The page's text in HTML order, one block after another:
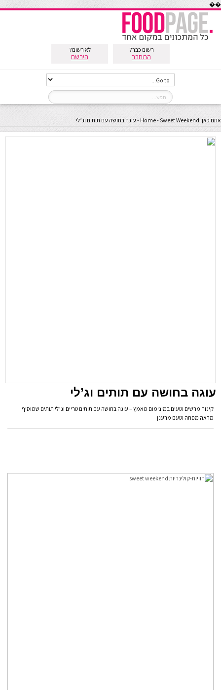
��
רשום כבר?
התחבר
לא רשום?
הירשם
אתם כאן: Home-Sweet Weekend
- עוגה בחושה עם תותים וג’לי
עוגה בחושה עם תותים וג’לי
קינוח מרשים וטעים במינימום מאמץ – עוגה בחושה עם תותים טריים וג’לי תותים שמוסיף
מראה מפתה וטעם מרענן